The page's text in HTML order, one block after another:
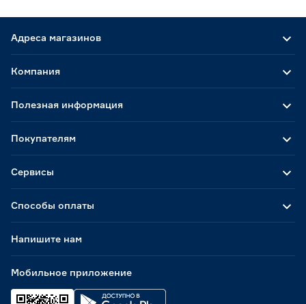
Адреса магазинов
Способы оплаты
Мобильное приложение
Компания
Полезная информация
Покупателям
Сервисы
Напишите нам